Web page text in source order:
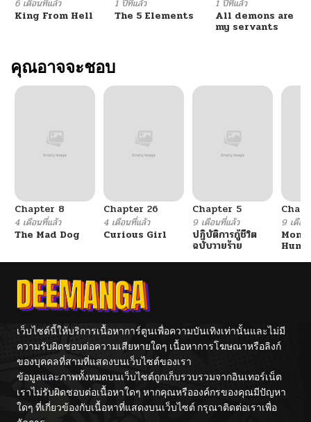
ตอนที่ 59 11/13/2024
ตอนที่ 58
ตอนที่ 54 11/13/2024
ตอนที่ 52
ตอนที่ 51 11/13/2024
ตอนที่ 50 11/13/2024
ตอนที่ 49 11/15/2024
6 เดือนที่แล้ว
King From Hell
1 ปีที่แล้ว
The 5 Elements
1 ปีที่แล้ว
All demons are
my servants
คุณอาจจะชอบ
Chapter 8
4 เดือนที่แล้ว
The Mad Dog
Chapter 26
4 เดือนที่แล้ว
Curious Girl
Chapter 5
9 เดือนที่แล้ว
ปฏิบัติการกู้ชีวิต
ฉบับวายร้าย
9 เดือ
เว็บไซต์นี้ให้บริการเนื้อหาการ์ตูนเพื่อความบันเทิงเท่านั้นและไม่มี
ความรับผิดชอบต่อความเสียหายใดๆ เนื้อหาการโฆษณาหรือลิงก์
ของบุคคลที่สามที่แสดงบนเว็บไซต์ของเรา
ข้อมูลและภาพทั้งหมดบนเว็บไซต์ถูกเก็บรวบรวมจากอินเทอร์เน็ต
เราไม่รับผิดชอบต่อเนื้อหาใดๆ หากคุณหรือองค์กรของคุณมีปัญหา
ใดๆ ที่เกี่ยวข้องกับเนื้อหาที่แสดงบนเว็บไซต์ กรุณาติดต่อเราเพื่อ